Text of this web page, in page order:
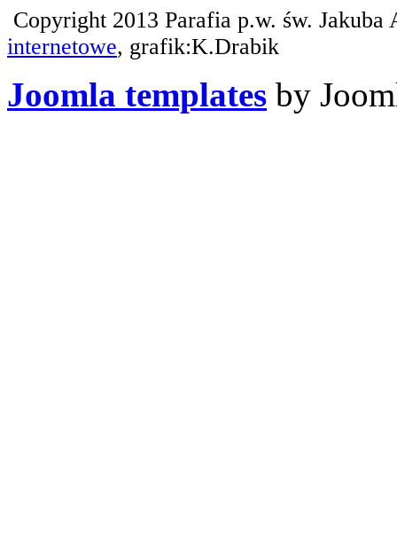
Copyright 2013 Parafia p.w. św.
internetowe, grafik:K.Drabik
Joomla templates by